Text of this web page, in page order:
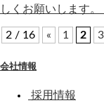
しくお願いします
2 / 16 « 1 2 3
会社情報
採用情報